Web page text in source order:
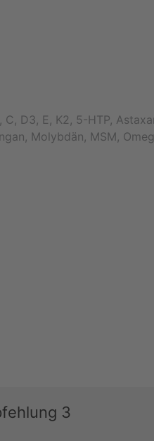
D3, E, K2, 5-HTP,
Molybdän, MSM,
3